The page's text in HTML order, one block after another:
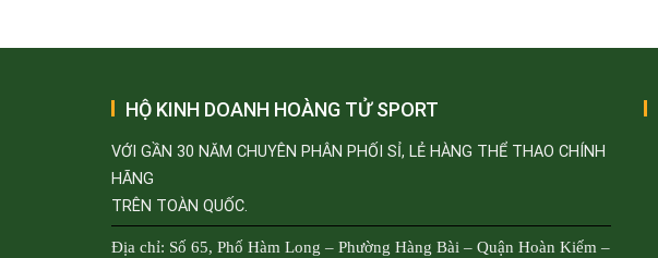
HỘ KINH DOANH HOÀNG TỬ SPORT
VỚI GẦN 30 NĂM CHUYÊN PHÂN PHỐI SỈ, LẺ HÀNG THỂ THAO CHÍNH
HÃNG
TRÊN TOÀN QUỐC.
Địa chỉ: Số 65, Phố Hàm Long – Phường Hàng Bài – Quận Hoàn Kiếm –